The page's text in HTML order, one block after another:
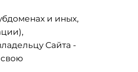
и иных,
Сайта -